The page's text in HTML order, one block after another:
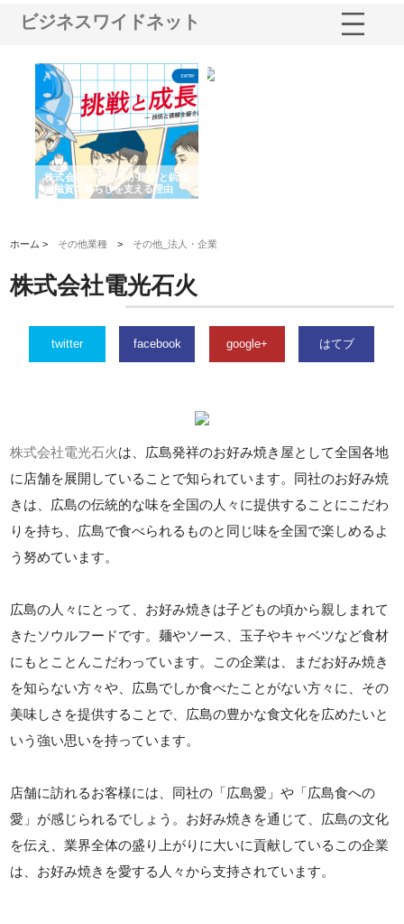
ビジネスワイドネット
株式会社ナツハラが建設と鋲螺
で滋賀の暮らしを支える理由
ホーム > その他業種 > その他_法人・企業
株式会社電光石火
twitter facebook google+ はてブ
株式会社電光石火は、広島発祥のお好み焼き屋として全国各地
に店舗を展開していることで知られています。同社のお好み焼
きは、広島の伝統的な味を全国の人々に提供することにこだわ
りを持ち、広島で食べられるものと同じ味を全国で楽しめるよ
う努めています。
広島の人々にとって、お好み焼きは子どもの頃から親しまれて
きたソウルフードです。麺やソース、玉子やキャベツなど食材
にもとことんこだわっています。この企業は、まだお好み焼き
を知らない方々や、広島でしか食べたことがない方々に、その
美味しさを提供することで、広島の豊かな食文化を広めたいと
いう強い思いを持っています。
店舗に訪れるお客様には、同社の「広島愛」や「広島食への
愛」が感じられるでしょう。お好み焼きを通じて、広島の文化
を伝え、業界全体の盛り上がりに大いに貢献しているこの企業
は、お好み焼きを愛する人々から支持されています。